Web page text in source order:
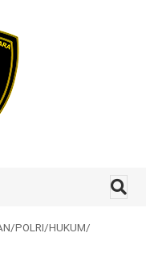
/POLRI/HUKUM/